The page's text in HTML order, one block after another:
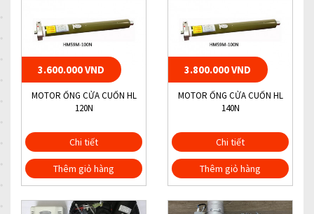
3.600.000 VND
MOTOR ỐNG CỬA CUỐN HL
120N
Chi tiết
Thêm giỏ hàng
3.800.000 VND
MOTOR ỐNG CỬA CUỐN HL
140N
Chi tiết
Thêm giỏ hàng